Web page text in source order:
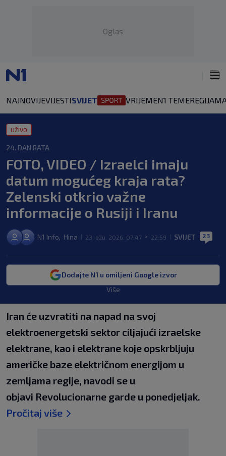
Oglas
NAJNOVIJEVIJESTISVIJET VRIJEMEN1 TEMEREGIJA
UŽIVO
24. DAN RATA
FOTO, VIDEO / Izraelci imaju
datum mogućeg kraja rata?
Zelenski otkrio važne
informacije o Rusiji i Iranu
N1 Info, Hina 23. ožu. 2026. 07:47 > 22:59 SVIJET 23
Dodajte N1 u omiljeni Google izvor
Više
Iran će uzvratiti na napad na svoj
elektroenergetski sektor ciljajući izraelske
elektrane, kao i elektrane koje opskrbljuju
američke baze električnom energijom u
zemljama regije, navodi se u
objavi Revolucionarne garde u ponedjeljak.
Pročitaj više